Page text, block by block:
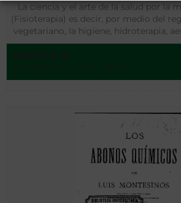
La ciencia y el arte de la salud por la
(Fisioterapia) es decir, por medio del
vegetariano, la higiene, hidroterapia,
medicinales, con una explicación